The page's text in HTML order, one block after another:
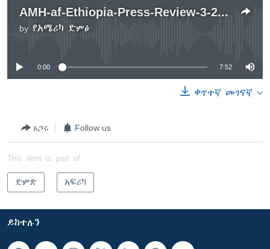
AMH-af-Ethiopia-Press-Review-3-22-13
by የአሜሪካ ድምፅ
No media source currently available
0:00 7:52
ቀጥተኛ መገናኛ
አጋሩ Follow us
This item is part of
ድምጽ አፍሪካ
ይከተሉን